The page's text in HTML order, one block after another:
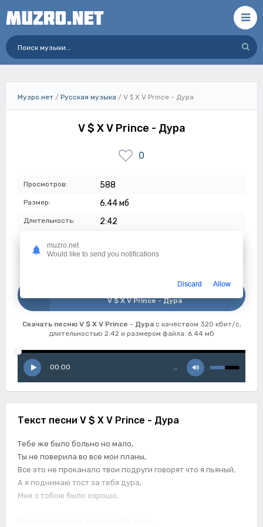
Музро.нет / Русская музыка / V $ X V Prince - Дура
V $ X V Prince - Дура
0
Просмотров: 588
Размер: 6.44 мб
Длительность: 2:42
Дата: 02-07-2023
V $ X V Prince - Дура
Скачать песню V $ X V Prince - Дурас качеством 320 кбит/с,
длительностью 2:42 и размером файла: 6.44 мб
00:00 …
Текст песни V $ X V Prince - Дура
Тебе же было больно но мало,
Ты не поверила во все мои планы,
Все это не проканало твои подруги говорят что я пьяный,
А я поднимаю тост за тебя дура,
Мне с тобою было хорошо,
muzro.net
Would like to send you notifications
Discard Allow